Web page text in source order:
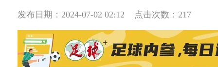
发布日期：2024-07-02 02:12 点击次数：217